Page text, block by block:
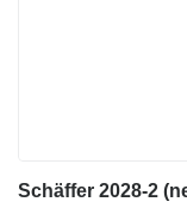
Schäffer 2028-2